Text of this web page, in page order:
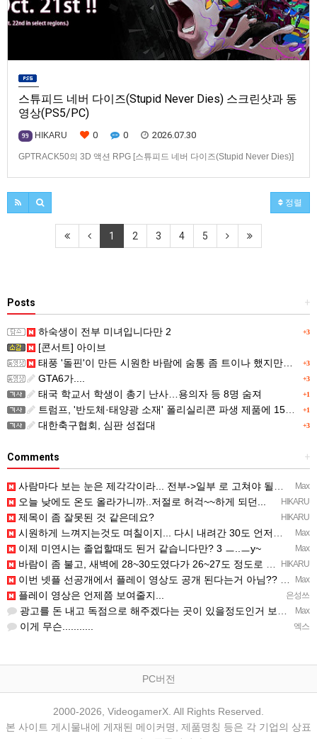
스튜피드 네버 다이즈(Stupid Never Dies) 스크린샷과 동
영상(PS5/PC)
99 HIKARU 0 0 2026.07.30
GPTRACK50의 3D 액션 RPG [스튜피드 네버 다이즈(Stupid Never Dies)]
정렬
1 2 3 4 5
+
Posts
+3
하숙생이 전부 미녀입니다만 2
[콘서트] 아이브
+3
태풍 '돌핀'이 만든 시원한 바람에 숨통 좀 트이나 했지만…
+3
GTA6가....
+1
태국 학교서 학생이 총기 난사…용의자 등 8명 숨져
+1
트럼프, '반도체·태양광 소재' 폴리실리콘 파생 제품에 15% 관세...한국 기업도 영향
+3
대한축구협회, 심판 성접대
+
Comments
Max
사람마다 보는 눈은 제각각이라... 전부->일부 로 고쳐야 될듯 ㅡ..ㅡy~
HIKARU
오늘 낮에도 온도 올라가니까..저절로 허걱~~하게 되던...
HIKARU
제목이 좀 잘못된 것 같은데요?
Max
시원하게 느껴지는것도 며칠이지... 다시 내려간 30도 언저리 온도에 적응되면 고대로 다시 더움..
Max
이제 미연시는 졸업할때도 된거 같습니다만? 3 ㅡ..ㅡy~
HIKARU
바람이 좀 불고, 새벽에 28~30도였다가 26~27도 정도로 내려감...─ ─)a
Max
이번 넷플 선공개에서 플레이 영상도 공개 된다는거 아님?? ㅡㅡa
은성쓰
플레이 영상은 언제쯤 보여줄지...
Max
광고를 돈 내고 독점으로 해주겠다는 곳이 있을정도인거 보면 어마어마한 게임은 맞는듯 ㅡ..ㅡ... 여태까지 …
엑스
이게 무슨...........
PC버전
2000-2026, VideogamerX. All Rights Reserved.
본 사이트 게시물내에 게재된 메이커명, 제품명칭 등은 각 기업의 상표